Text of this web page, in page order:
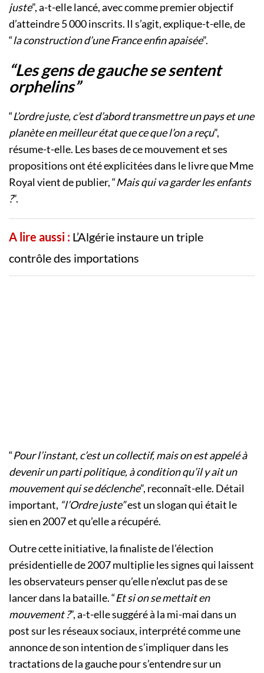
juste”, a-t-elle lancé, avec comme premier objectif
d’atteindre 5 000 inscrits. Il s’agit, explique-t-elle, de
“la construction d’une France enfin apaisée”.
“Les gens de gauche se sentent
orphelins”
“L’ordre juste, c’est d’abord transmettre un pays et une
planète en meilleur état que ce que l’on a reçu”,
résume-t-elle. Les bases de ce mouvement et ses
propositions ont été explicitées dans le livre que Mme
Royal vient de publier, “Mais qui va garder les enfants
?”.
A lire aussi : L’Algérie instaure un triple
contrôle des importations
“Pour l’instant, c’est un collectif, mais on est appelé à
devenir un parti politique, à condition qu’il y ait un
mouvement qui se déclenche”, reconnaît-elle. Détail
important, “l’Ordre juste”est un slogan qui était le
sien en 2007 et qu’elle a récupéré.
Outre cette initiative, la finaliste de l’élection
présidentielle de 2007 multiplie les signes qui laissent
les observateurs penser qu’elle n’exclut pas de se
lancer dans la bataille. “Et si on se mettait en
mouvement ?”, a-t-elle suggéré à la mi-mai dans un
post sur les réseaux sociaux, interprété comme une
annonce de son intention de s’impliquer dans les
tractations de la gauche pour s’entendre sur un